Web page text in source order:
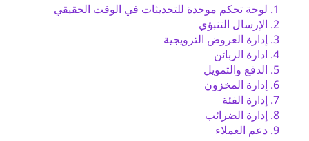
لوحة تحكم موحدة للتحديثات في الوقت الحقيقي
الإرسال التنبؤي
إدارة العروض الترويجية
ادارة الزبائن
الدفع والتمويل
إدارة المخزون
إدارة الفئة
إدارة الضرائب
دعم العملاء